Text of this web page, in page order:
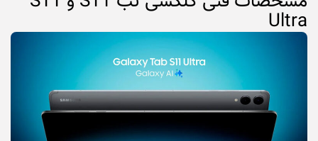
Ultra